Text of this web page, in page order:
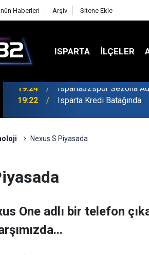
Haberleri Arşiv Sitene Ekle
ISPARTA İLÇELER
19:22 Isparta Kredi Batağında
Nexus S Piyasada
One adlı bir telefon